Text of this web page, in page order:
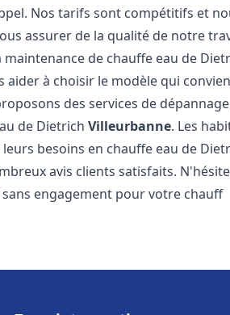
Nos tarifs sont compétitifs et
assurer de la qualité de notre
de chauffe eau de
aider à choisir le modèle qui
des services de
de DietrichVilleurbanne. Les
besoins en chauffe eau de
avis clients satisfaits.
engagement pour votre chauff